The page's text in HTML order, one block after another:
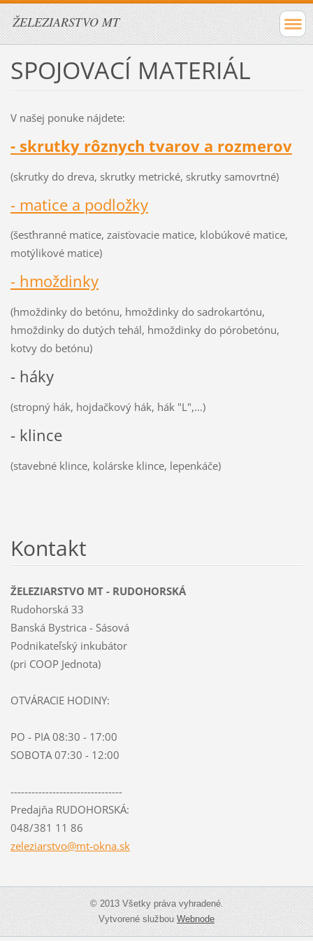
ŽELEZIARSTVO MT
SPOJOVACÍ MATERIÁL
V našej ponuke nájdete:
- skrutky rôznych tvarov a rozmerov
(skrutky do dreva, skrutky metrické, skrutky samovrtné)
- matice a podložky
(šesťhranné matice, zaisťovacie matice, klobúkové matice,
motýlikové matice)
- hmoždinky
(hmoždinky do betónu, hmoždinky do sadrokartónu,
hmoždinky do dutých tehál, hmoždinky do pórobetónu,
kotvy do betónu)
- háky
(stropný hák, hojdačkový hák, hák "L",...)
- klince
(stavebné klince, kolárske klince, lepenkáče)
Kontakt
ŽELEZIARSTVO MT - RUDOHORSKÁ
Rudohorská 33
Banská Bystrica - Sásová
Podnikateľský inkubátor
(pri COOP Jednota)
OTVÁRACIE HODINY:
PO - PIA 08:30 - 17:00
SOBOTA 07:30 - 12:00
--------------------------------
Predajňa RUDOHORSKÁ:
048/381 11 86
zeleziarstvo@mt-okna.sk
© 2013 Všetky práva vyhradené.
Vytvorené službouWebnode